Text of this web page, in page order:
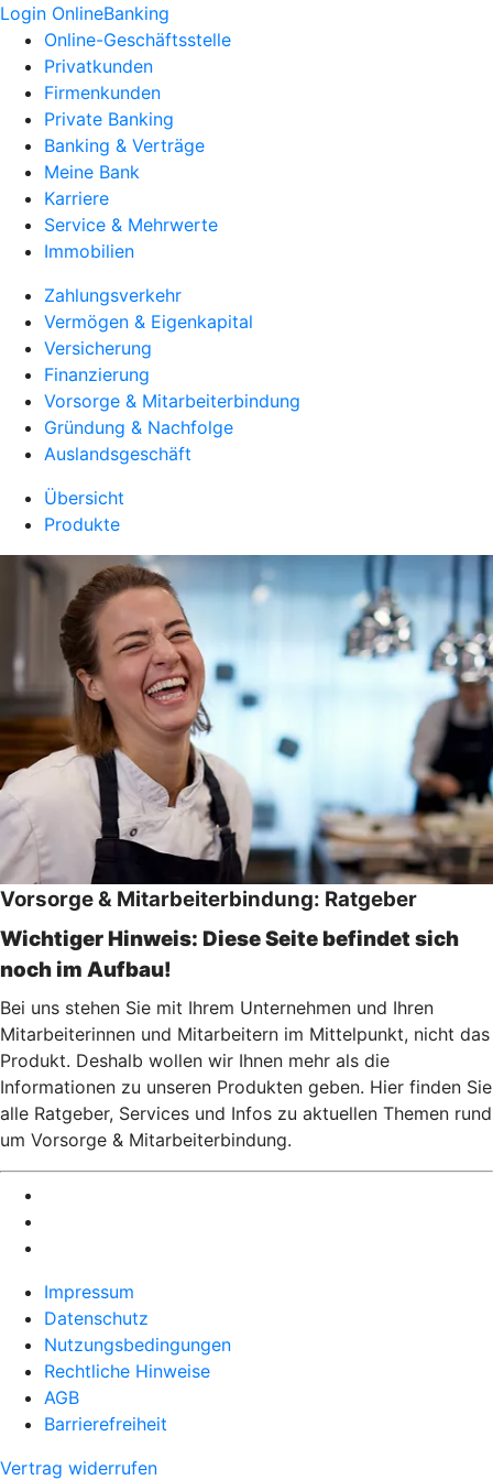
Login OnlineBanking
Online-Geschäftsstelle
Privatkunden
Firmenkunden
Private Banking
Banking & Verträge
Meine Bank
Karriere
Service & Mehrwerte
Immobilien
Zahlungsverkehr
Vermögen & Eigenkapital
Versicherung
Finanzierung
Vorsorge & Mitarbeiterbindung
Gründung & Nachfolge
Auslandsgeschäft
Übersicht
Produkte
Vorsorge & Mitarbeiterbindung: Ratgeber
Wichtiger Hinweis: Diese Seite befindet sich
noch im Aufbau!
Bei uns stehen Sie mit Ihrem Unternehmen und Ihren
Mitarbeiterinnen und Mitarbeitern im Mittelpunkt, nicht das
Produkt. Deshalb wollen wir Ihnen mehr als die
Informationen zu unseren Produkten geben. Hier finden Sie
alle Ratgeber, Services und Infos zu aktuellen Themen rund
um Vorsorge & Mitarbeiterbindung.
Impressum
Datenschutz
Nutzungsbedingungen
Rechtliche Hinweise
AGB
Barrierefreiheit
Vertrag widerrufen